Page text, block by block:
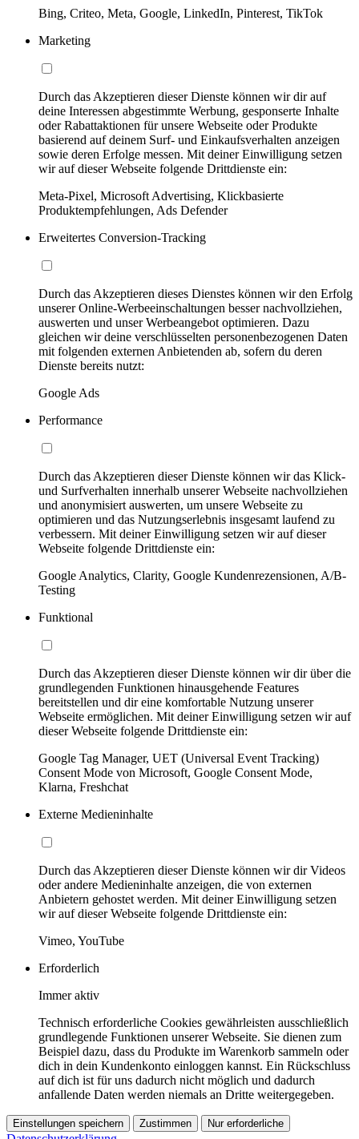
Bing, Criteo, Meta, Google, LinkedIn, Pinterest, TikTok
Marketing
Durch das Akzeptieren dieser Dienste können wir dir auf
deine Interessen abgestimmte Werbung, gesponserte Inhalte
oder Rabattaktionen für unsere Webseite oder Produkte
basierend auf deinem Surf- und Einkaufsverhalten anzeigen
sowie deren Erfolge messen. Mit deiner Einwilligung setzen
wir auf dieser Webseite folgende Drittdienste ein:
Meta-Pixel, Microsoft Advertising, Klickbasierte
Produktempfehlungen, Ads Defender
Erweitertes Conversion-Tracking
Durch das Akzeptieren dieses Dienstes können wir den Erfolg
unserer Online-Werbeeinschaltungen besser nachvollziehen,
auswerten und unser Werbeangebot optimieren. Dazu
gleichen wir deine verschlüsselten personenbezogenen Daten
mit folgenden externen Anbietenden ab, sofern du deren
Dienste bereits nutzt:
Google Ads
Performance
Durch das Akzeptieren dieser Dienste können wir das Klick-
und Surfverhalten innerhalb unserer Webseite nachvollziehen
und anonymisiert auswerten, um unsere Webseite zu
optimieren und das Nutzungserlebnis insgesamt laufend zu
verbessern. Mit deiner Einwilligung setzen wir auf dieser
Webseite folgende Drittdienste ein:
Google Analytics, Clarity, Google Kundenrezensionen, A/B-
Testing
Funktional
Durch das Akzeptieren dieser Dienste können wir dir über die
grundlegenden Funktionen hinausgehende Features
bereitstellen und dir eine komfortable Nutzung unserer
Webseite ermöglichen. Mit deiner Einwilligung setzen wir auf
dieser Webseite folgende Drittdienste ein:
Google Tag Manager, UET (Universal Event Tracking)
Consent Mode von Microsoft, Google Consent Mode,
Klarna, Freshchat
Externe Medieninhalte
Durch das Akzeptieren dieser Dienste können wir dir Videos
oder andere Medieninhalte anzeigen, die von externen
Anbietern gehostet werden. Mit deiner Einwilligung setzen
wir auf dieser Webseite folgende Drittdienste ein:
Vimeo, YouTube
Erforderlich
Immer aktiv
Technisch erforderliche Cookies gewährleisten ausschließlich
grundlegende Funktionen unserer Webseite. Sie dienen zum
Beispiel dazu, dass du Produkte im Warenkorb sammeln oder
dich in dein Kundenkonto einloggen kannst. Ein Rückschluss
auf dich ist für uns dadurch nicht möglich und dadurch
anfallende Daten werden niemals an Dritte weitergegeben.
Einstellungen speichern Zustimmen Nur erforderliche